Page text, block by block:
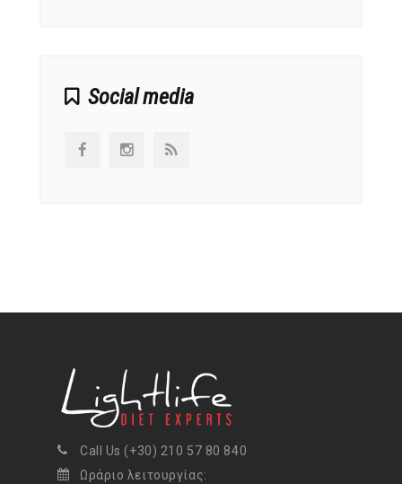
Social media
Call Us (+30) 210 57 80 840
Ωράριο λειτουργίας: